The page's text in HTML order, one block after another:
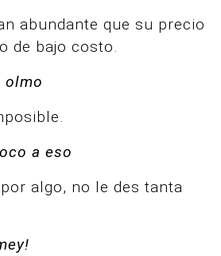
abundante que su precio
de bajo costo.
olmo
a eso
algo, no le des tanta